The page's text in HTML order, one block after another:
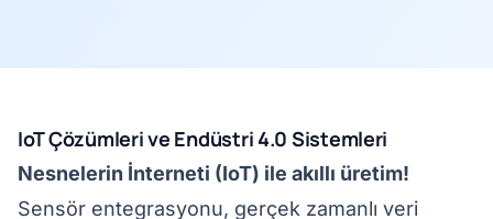
IoT Çözümleri ve Endüstri 4.0 Sistemleri
Nesnelerin İnterneti (IoT) ile akıllı üretim!
Sensör entegrasyonu, gerçek zamanlı veri